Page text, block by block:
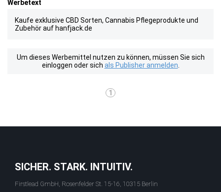
Werbetext
Kaufe exklusive CBD Sorten, Cannabis Pflegeprodukte und
Zubehör auf hanfjack.de
Um dieses Werbemittel nutzen zu können, müssen Sie sich
einloggen oder sich als Publisher anmelden
1
SICHER. STARK. INTUITIV.
Firstlead GmbH, Rosenfelder St. 15-16, 10315 Berlin